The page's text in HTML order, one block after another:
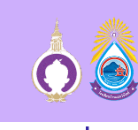
content